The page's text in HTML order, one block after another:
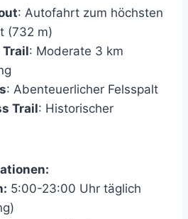
: Autofahrt zum höchsten
(732 m)
: Moderate 3 km
: Abenteuerlicher Felsspalt
Trail: Historischer
5:00-23:00 Uhr täglich